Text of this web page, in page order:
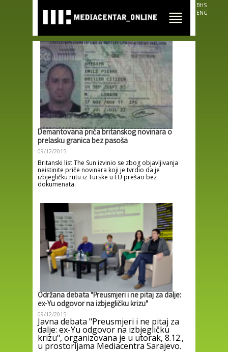
main
content
BHS
ENG
Demantovana priča britanskog novinara o
prelasku granica bez pasoša
09/12/2015
Britanski list The Sun izvinio se zbog objavljivanja
neistinite priče novinara koji je tvrdio da je
izbjegličku rutu iz Turske u EU prešao bez
dokumenata.
Održana debata "Preusmjeri i ne pitaj za dalje:
ex-Yu odgovor na izbjegličku krizu"
09/12/2015
Javna debata "Preusmjeri i ne pitaj za
dalje: ex-Yu odgovor na izbjegličku
krizu", organizovana je u utorak, 8.12.,
u prostorijama Mediacentra Sarajevo.